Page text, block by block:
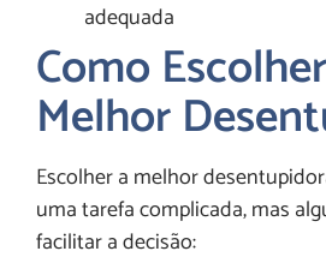
adequada
Como
Melhor
Escolher a melhor
uma tarefa complicada, mas
facilitar a decisão: